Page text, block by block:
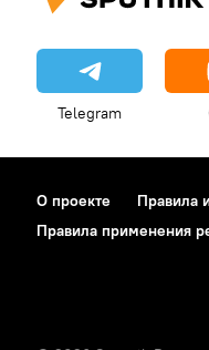
Telegram
О проекте Правила
Правила применения